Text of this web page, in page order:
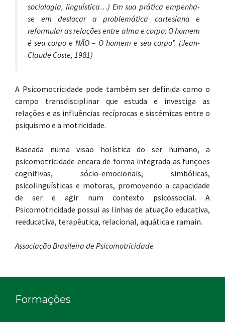
sociologia, linguística…) Em sua prática empenha-
se em deslocar a problemática cartesiana e
reformular as relações entre alma e corpo: O homem
é seu corpo e NÃO – O homem e seu corpo”. (Jean-
Claude Coste, 1981)
A Psicomotricidade pode também ser definida como o
campo transdisciplinar que estuda e investiga as
relações e as influências recíprocas e sistémicas entre o
psiquismo e a motricidade.
Baseada numa visão holística do ser humano, a
psicomotricidade encara de forma integrada as funções
cognitivas, sócio-emocionais, simbólicas,
psicolinguísticas e motoras, promovendo a capacidade
de ser e agir num contexto psicossocial. A
Psicomotricidade possui as linhas de atuação educativa,
reeducativa, terapêutica, relacional, aquática e ramain.
Associação Brasileira de Psicomotricidade
Formações